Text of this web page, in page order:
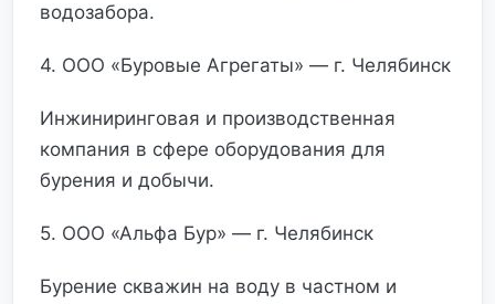
водозабора.
4. ООО «Буровые Агрегаты» — г. Челябинск
Инжиниринговая и производственная
компания в сфере оборудования для
бурения и добычи.
5. ООО «Альфа Бур» — г. Челябинск
Бурение скважин на воду в частном и